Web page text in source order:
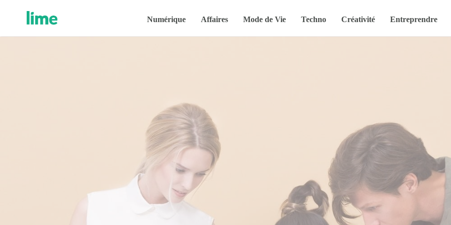
Numérique Affaires Mode de Vie Techno Créativité Entreprendre